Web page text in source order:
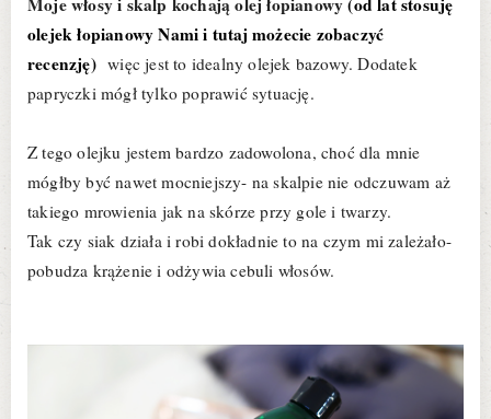
olejek łopianowy Nami i tutaj możecie zobaczyć
recenzję) więc jest to idealny olejek bazowy. Dodatek
papryczki mógł tylko poprawić sytuację.
Z tego olejku jestem bardzo zadowolona, choć dla mnie
mógłby być nawet mocniejszy- na skalpie nie odczuwam aż
takiego mrowienia jak na skórze przy gole i twarzy.
Tak czy siak działa i robi dokładnie to na czym mi zależało-
pobudza krążenie i odżywia cebuli włosów.